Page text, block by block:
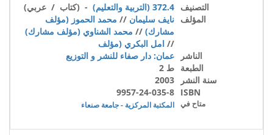
التصنيف 372.4 (التربية والتعليم)
- (كتاب / عربي)
المؤلف نايف سليمان // محمد الحموز (مؤلف
مشارك) // محمد الشناوي (مؤلف مشارك)
// امل البكري (مؤلف
الناشر
عمان: دار صفاء للنشر و التوزيع
الطبعة ط 2
سنة النشر
2003
ISBN
9957-24-035-8
متاح في المكتبة المركزية - جامعة صنعاء